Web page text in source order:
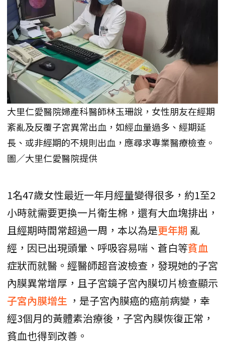
大里仁愛醫院婦產科醫師林玉珊說，女性朋友在經期
紊亂及反覆子宮異常出血，如經血量過多、經期延
長、或非經期的不規則出血，應尋求專業醫療檢查。
圖／大里仁愛醫院提供
1名47歲女性最近一年月經量變得很多，約1至2
小時就需要更換一片衛生棉，還有大血塊排出，
且經期時間常超過一周，本以為是更年期 亂
經，因已出現頭暈、呼吸容易喘、蒼白等貧血
症狀而就醫。經醫師超音波檢查，發現她的子宮
內膜異常增厚，且子宮鏡子宮內膜切片檢查顯示
子宮內膜增生 ，是子宮內膜癌的癌前病變，幸
經3個月的黃體素治療後，子宮內膜恢復正常，
貧血也得到改善。